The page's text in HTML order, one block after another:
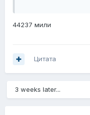
44237 мили
Цитата
3 weeks later...